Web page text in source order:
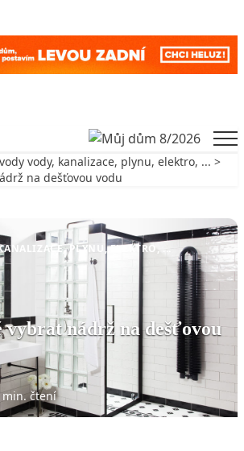
vody, kanalizace, plynu, elektro, ... >
na dešťovou vodu
PLYNU, ELEKTRO, ...
vybrat nádrž na dešťovou
min. čtení